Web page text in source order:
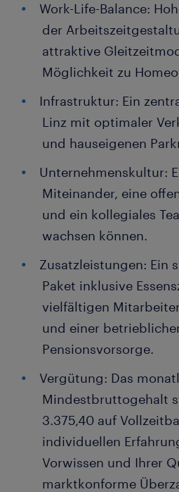
Work-Life-Balance:
der
attraktive
Möglichkeit zu
Infrastruktur: Ein
Linz mit optimaler
und hauseigenen
Unternehmenskultur:
Miteinander, eine
und ein kollegiales
wachsen können.
Zusatzleistungen: Ein
Paket inklusive
vielfältigen
und einer
Pensionsvorsorge.
Vergütung: Das
Mindestbruttogehalt
3.375,40 auf
individuellen
Vorwissen und Ihrer
marktkonforme